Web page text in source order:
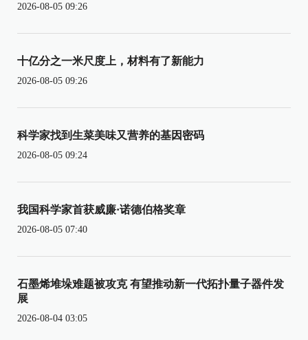
2026-08-05 09:26
十亿分之一米尺度上，材料有了新能力
2026-08-05 09:26
科学家找到生菜美味又营养的基因密码
2026-08-05 09:24
我国科学家首获威廉·诺德伯格奖章
2026-08-05 07:40
石墨烯堆垛难题被攻克 有望推动新一代拓扑量子器件发
展
2026-08-04 03:05